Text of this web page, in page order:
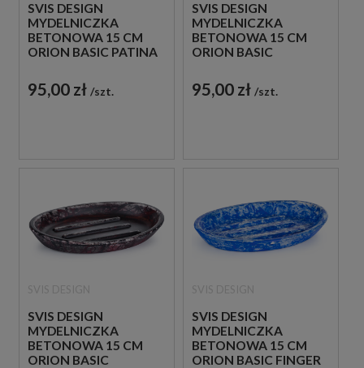
SVIS DESIGN
MYDELNICZKA
BETONOWA 15 CM
ORION BASIC PATINA
95,00 zł szt.
SVIS DESIGN
MYDELNICZKA
BETONOWA 15 CM
ORION BASIC
BRĄZOWO - CZARNA
95,00 zł szt.
SVIS DESIGN
MYDELNICZKA
BETONOWA 15 CM
ORION BASIC
SVIS DESIGN
MYDELNICZKA
BETONOWA 15 CM
ORION BASIC FINGER